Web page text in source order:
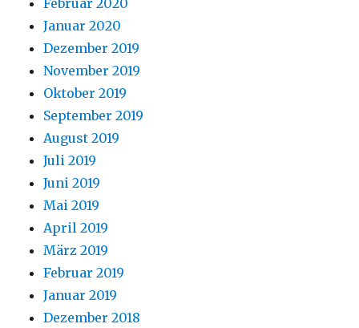
Februar 2020
Januar 2020
Dezember 2019
November 2019
Oktober 2019
September 2019
August 2019
Juli 2019
Juni 2019
Mai 2019
April 2019
März 2019
Februar 2019
Januar 2019
Dezember 2018